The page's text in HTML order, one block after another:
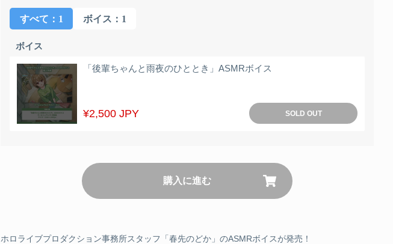
すべて ：1 ボイス ：1
ボイス
「後輩ちゃんと雨夜のひととき」ASMRボイス
¥2,500 JPY SOLD OUT
購入に進む
ホロライブプロダクション事務所スタッフ「春先のどか」のASMRボイスが発売！